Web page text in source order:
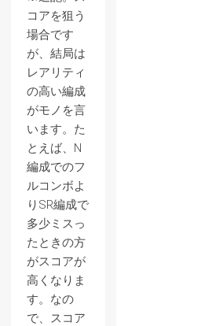
コアを狙う
場合です
が、結局は
レアリティ
の高い編成
がモノを言
います。た
とえば、N
編成でのフ
ルコンボよ
りSR編成で
多少ミスっ
たときの方
がスコアが
高くなりま
す。なの
で、スコア